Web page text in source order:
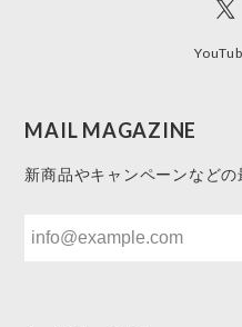
MAIL MAGAZINE
新商品やキャンペーンなどの